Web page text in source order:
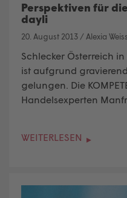
Perspektiven für
dayli
20. August 2013 /Alexia Weiss
Schlecker Österreich
ist aufgrund
gelungen. Die
Handelsexperten
WEITERLESEN